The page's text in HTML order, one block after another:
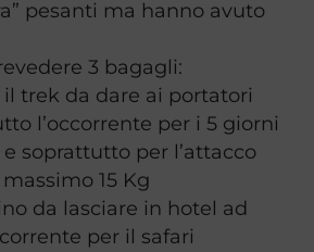
pesanti ma hanno avuto
3 bagagli:
il trek da dare ai portatori
l’occorrente per i 5 giorni
soprattutto per l’attacco
15 Kg
da lasciare in hotel ad
per il safari